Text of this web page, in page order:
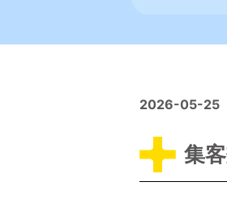
2026-05-25
集